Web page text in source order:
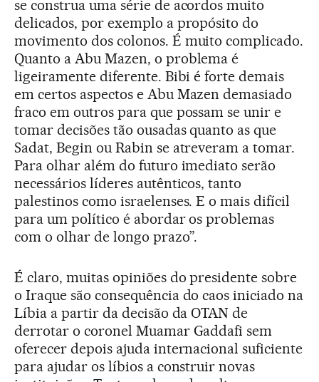
se construa uma série de acordos muito
delicados, por exemplo a propósito do
movimento dos colonos. É muito complicado.
Quanto a Abu Mazen, o problema é
ligeiramente diferente. Bibi é forte demais
em certos aspectos e Abu Mazen demasiado
fraco em outros para que possam se unir e
tomar decisões tão ousadas quanto as que
Sadat, Begin ou Rabin se atreveram a tomar.
Para olhar além do futuro imediato serão
necessários líderes autênticos, tanto
palestinos como israelenses. E o mais difícil
para um político é abordar os problemas
com o olhar de longo prazo”.
É claro, muitas opiniões do presidente sobre
o Iraque são consequência do caos iniciado na
Líbia a partir da decisão da OTAN de
derrotar o coronel Muamar Gaddafi sem
oferecer depois ajuda internacional suficiente
para ajudar os líbios a construir novas